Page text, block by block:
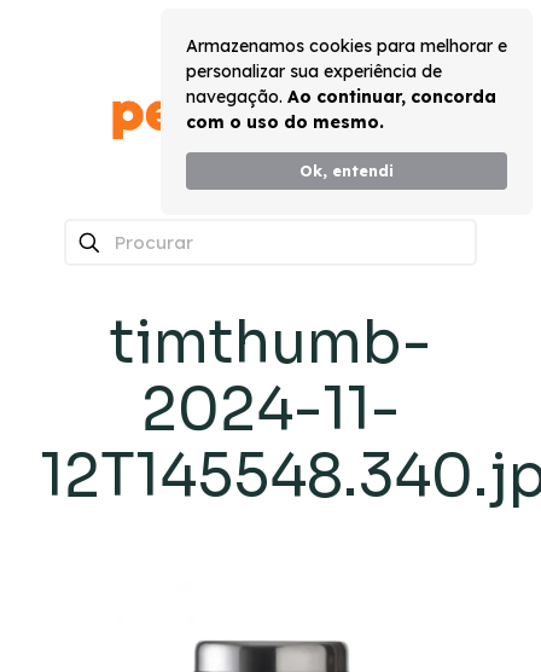
Armazenamos cookies para melhorar e
personalizar sua experiência de
navegação. Ao continuar, concorda
com o uso do mesmo.
Ok, entendi
timthumb-
2024-11-